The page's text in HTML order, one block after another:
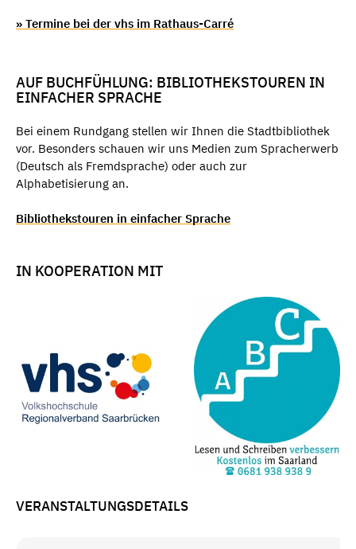
» Termine bei der vhs im Rathaus-Carré
AUF BUCHFÜHLUNG: BIBLIOTHEKSTOUREN IN
EINFACHER SPRACHE
Bei einem Rundgang stellen wir Ihnen die Stadtbibliothek
vor. Besonders schauen wir uns Medien zum Spracherwerb
(Deutsch als Fremdsprache) oder auch zur
Alphabetisierung an.
Bibliothekstouren in einfacher Sprache
IN KOOPERATION MIT
VERANSTALTUNGSDETAILS